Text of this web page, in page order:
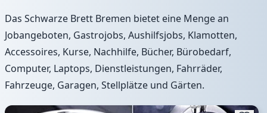
Das Schwarze Brett Bremen bietet eine Menge an
Jobangeboten, Gastrojobs, Aushilfsjobs, Klamotten,
Accessoires, Kurse, Nachhilfe, Bücher, Bürobedarf,
Computer, Laptops, Dienstleistungen, Fahrräder,
Fahrzeuge, Garagen, Stellplätze und Gärten.